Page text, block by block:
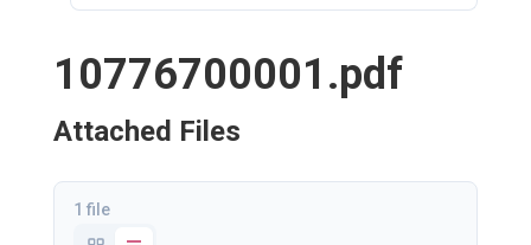
10776700001.pdf
Attached Files
1 file